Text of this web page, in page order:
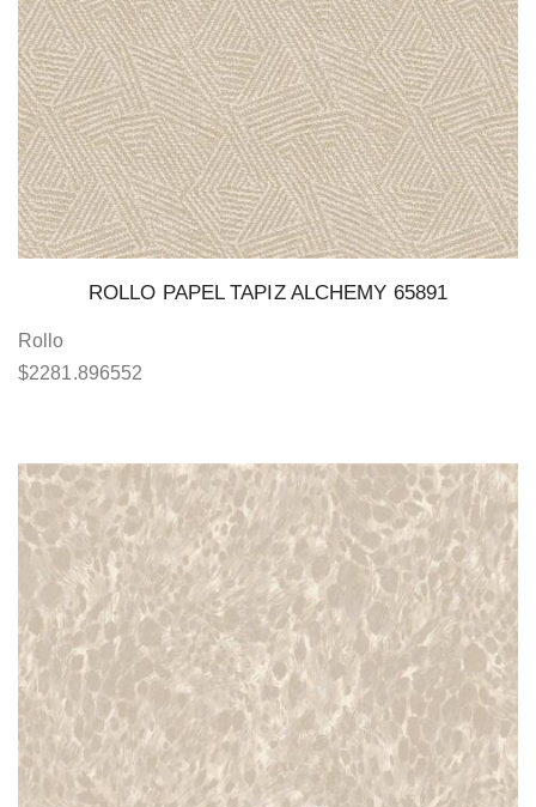
ROLLO PAPEL TAPIZ ALCHEMY 65891
Rollo
$2281.896552